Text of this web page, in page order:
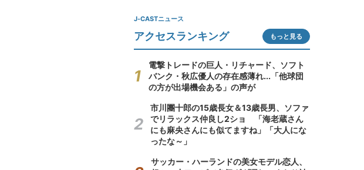
J-CASTニュース
アクセスランキング もっと見る
電撃トレードの巨人・リチャード、ソフト
バンク・秋広優人の存在感薄れ...「他球団
の方が出場機会ある」の声が
市川團十郎の15歳長女＆13歳長男、ソファ
でリラックス仲良し2ショ 「海老蔵さん
にも麻央さんにも似てますね」「大人にな
ったな～」
サッカー・ハーランドの美女モデル恋人、